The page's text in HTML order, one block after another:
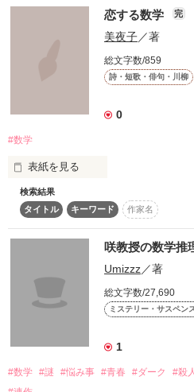
                  "math teacher"
作品を読
作品を読
恋する数学 完
美夜子／著
総文字数/859
詩・短歌・俳句・川柳
0
#数学
表紙を見る
数学的に、恋してみる
検索結果
タイトル
キーワード 作家名
咲教授の数学推
Umizzz／著
総文字数/27,690
ミステリー・サスペン
1
#数学 #謎 #悩み事 #青春 #ダーク #殺